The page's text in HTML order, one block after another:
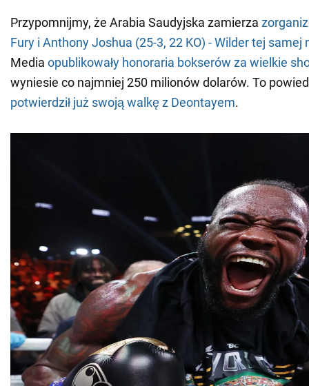
Przypomnijmy, że Arabia Saudyjska zamierza
Fury i Anthony Joshua (25-3, 22 KO) - Wilder tej samej
Media opublikowały honoraria bokserów za wielkie
wyniesie co najmniej 250 milionów dolarów. To
potwierdził już swoją walkę z Deontayem.